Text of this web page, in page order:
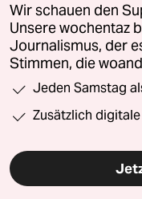
Wir schauen den
Unsere wochentaz
Journalismus, der
Stimmen, die
Jeden Samstag
Zusätzlich